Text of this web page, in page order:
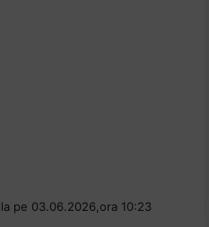
pe 03.06.2026,ora 10:23